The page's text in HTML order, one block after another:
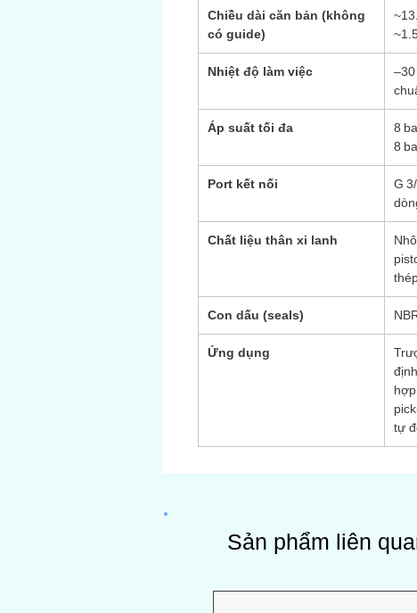
Chiều dài căn bản (không
có guide)
Nhiệt độ làm việc
–30
Áp suất tối đa
8
8
Port kết nối
G
Chất liệu thân xi lanh
Con dấu (seals)
Ứng dụng
tự
Sản phẩm liên